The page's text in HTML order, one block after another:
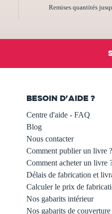
Remises quantités
BESOIN D'AIDE ?
Centre d'aide - FAQ
Blog
Nous contacter
Comment publier un livre ?
Comment acheter un livre
Délais de fabrication et
Calculer le prix de
Nos gabarits intérieur
Nos gabarits de couverture